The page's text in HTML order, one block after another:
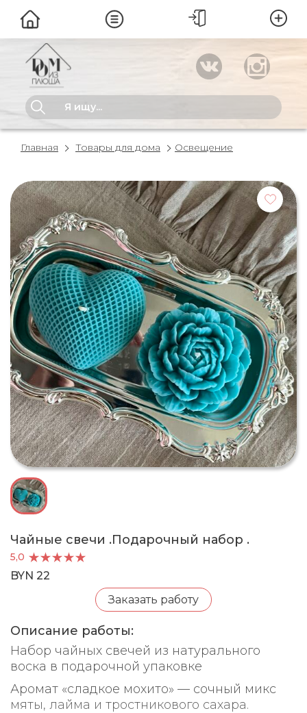
Главная Товары для дома Освещение
Чайные свечи .Подарочный набор .
5,0
BYN 22
Заказать работу
Описание работы:
Набор чайных свечей из натурального
воска в подарочной упаковке
Аромат «сладкое мохито» — сочный микс
мяты, лайма и тростникового сахара.